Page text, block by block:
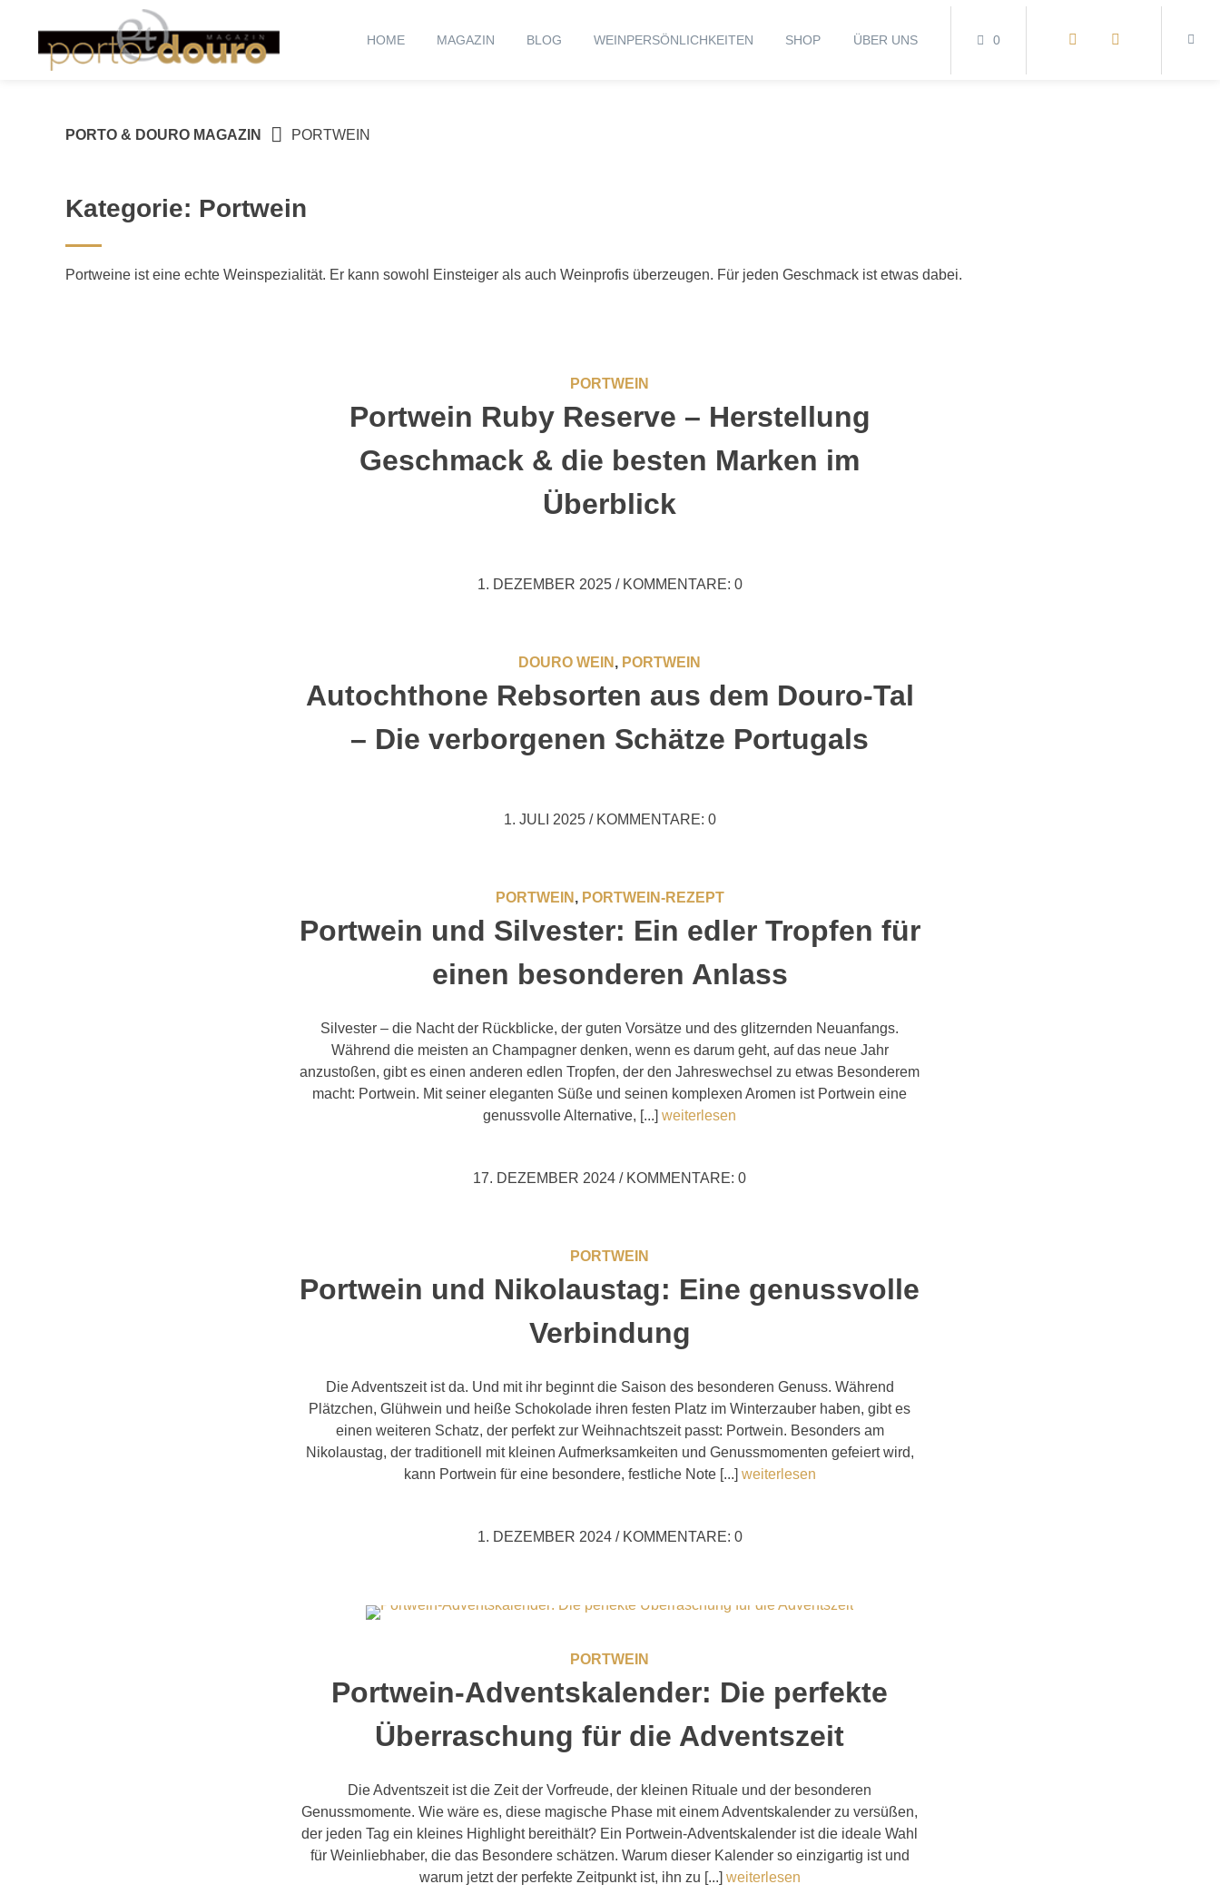
HOME MAGAZIN BLOG WEINPERSÖNLICHKEITEN SHOP ÜBER UNS 0
PORTO & DOURO MAGAZIN PORTWEIN
Kategorie: Portwein
Portweine ist eine echte Weinspezialität. Er kann sowohl Einsteiger als auch Weinprofis überzeugen. Für jeden Geschmack ist etwas dabei.
PORTWEIN
Portwein Ruby Reserve – Herstellung
Geschmack & die besten Marken im
Überblick
1. DEZEMBER 2025 /KOMMENTARE: 0
DOURO WEIN , PORTWEIN
Autochthone Rebsorten aus dem Douro-Tal
– Die verborgenen Schätze Portugals
1. JULI 2025 /KOMMENTARE: 0
PORTWEIN , PORTWEIN-REZEPT
Portwein und Silvester: Ein edler Tropfen für
einen besonderen Anlass
Silvester – die Nacht der Rückblicke, der guten Vorsätze und des glitzernden Neuanfangs.
Während die meisten an Champagner denken, wenn es darum geht, auf das neue Jahr
anzustoßen, gibt es einen anderen edlen Tropfen, der den Jahreswechsel zu etwas Besonderem
macht: Portwein. Mit seiner eleganten Süße und seinen komplexen Aromen ist Portwein eine
genussvolle Alternative, [...]weiterlesen
17. DEZEMBER 2024 /KOMMENTARE: 0
PORTWEIN
Portwein und Nikolaustag: Eine genussvolle
Verbindung
Die Adventszeit ist da. Und mit ihr beginnt die Saison des besonderen Genuss. Während
Plätzchen, Glühwein und heiße Schokolade ihren festen Platz im Winterzauber haben, gibt es
einen weiteren Schatz, der perfekt zur Weihnachtszeit passt: Portwein. Besonders am
Nikolaustag, der traditionell mit kleinen Aufmerksamkeiten und Genussmomenten gefeiert wird,
kann Portwein für eine besondere, festliche Note [...] weiterlesen
1. DEZEMBER 2024 /KOMMENTARE: 0
PORTWEIN
Portwein-Adventskalender: Die perfekte
Überraschung für die Adventszeit
Die Adventszeit ist die Zeit der Vorfreude, der kleinen Rituale und der besonderen
Genussmomente. Wie wäre es, diese magische Phase mit einem Adventskalender zu versüßen,
der jeden Tag ein kleines Highlight bereithält? Ein Portwein-Adventskalender ist die ideale Wahl
für Weinliebhaber, die das Besondere schätzen. Warum dieser Kalender so einzigartig ist und
warum jetzt der perfekte Zeitpunkt ist, ihn zu [...] weiterlesen